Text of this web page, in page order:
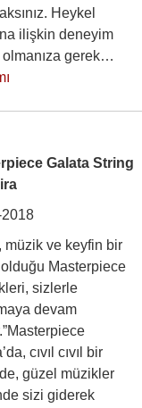
Heykel
ilişkin deneyim
gerek…
Galata String
müzik ve keyfin bir
Masterpiece
sizlerle
devam
cıvıl cıvıl bir
güzel müzikler
sizi giderek